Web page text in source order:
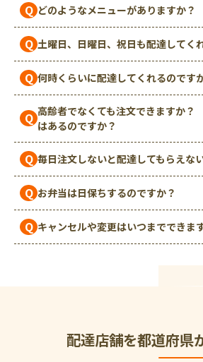
Q どのようなメニューがありますか？
Q 土曜日、日曜日、祝日も配達してく
Q 何時くらいに配達してくれるのです
Q 高齢者でなくても注文できますか
はあるのですか？
Q 毎日注文しないと配達してもらえな
Q お弁当は日保ちするのですか？
Q キャンセルや変更はいつまでできま
配達店舗を都道府県